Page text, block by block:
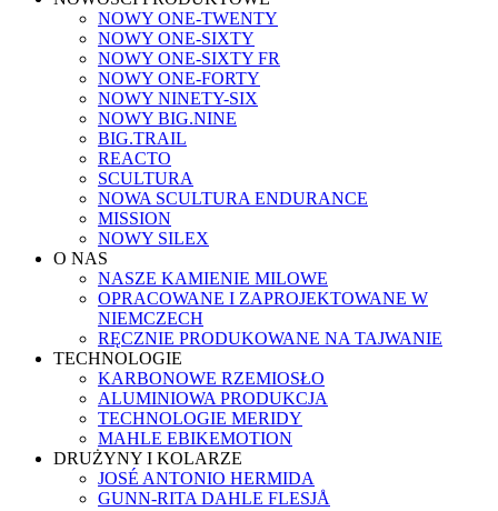
NOWY ONE-TWENTY
NOWY ONE-SIXTY
NOWY ONE-SIXTY FR
NOWY ONE-FORTY
NOWY NINETY-SIX
NOWY BIG.NINE
BIG.TRAIL
REACTO
SCULTURA
NOWA SCULTURA ENDURANCE
MISSION
NOWY SILEX
O NAS
NASZE KAMIENIE MILOWE
OPRACOWANE I ZAPROJEKTOWANE W
NIEMCZECH
RĘCZNIE PRODUKOWANE NA TAJWANIE
TECHNOLOGIE
KARBONOWE RZEMIOSŁO
ALUMINIOWA PRODUKCJA
TECHNOLOGIE MERIDY
MAHLE EBIKEMOTION
DRUŻYNY I KOLARZE
JOSÉ ANTONIO HERMIDA
GUNN-RITA DAHLE FLESJÅ